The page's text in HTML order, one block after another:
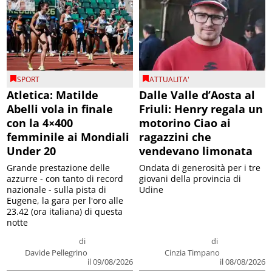
SPORT
Atletica: Matilde
Abelli vola in finale
con la 4×400
femminile ai Mondiali
Under 20
di
Davide Pellegrino
il 09/08/2026
Grande prestazione delle
azzurre - con tanto di record
nazionale - sulla pista di
Eugene, la gara per l'oro alle
23.42 (ora italiana) di questa
notte
ATTUALITA'
Dalle Valle d’Aosta al
Friuli: Henry regala un
motorino Ciao ai
ragazzini che
vendevano limonata
di
Cinzia Timpano
il 08/08/2026
Ondata di generosità per i tre
giovani della provincia di
Udine